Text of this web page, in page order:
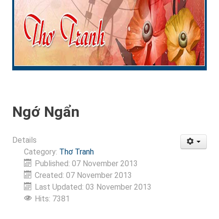
Ngớ Ngẩn
Details
Category: Thơ Tranh
Published: 07 November 2013
Created: 07 November 2013
Last Updated: 03 November 2013
Hits: 7381